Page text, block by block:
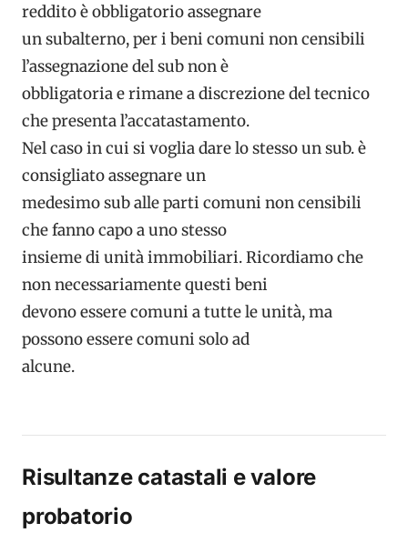
reddito è obbligatorio assegnare
un subalterno, per i beni comuni non censibili
l’assegnazione del sub non è
obbligatoria e rimane a discrezione del tecnico
che presenta l’accatastamento.
Nel caso in cui si voglia dare lo stesso un sub. è
consigliato assegnare un
medesimo sub alle parti comuni non censibili
che fanno capo a uno stesso
insieme di unità immobiliari. Ricordiamo che
non necessariamente questi beni
devono essere comuni a tutte le unità, ma
possono essere comuni solo ad
alcune.
Risultanze catastali e valore
probatorio